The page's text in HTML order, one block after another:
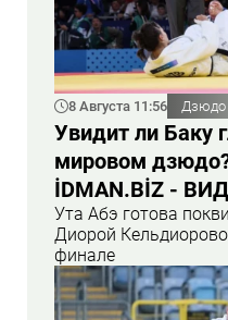
8 Августа 11:56 Дзюдо
Увидит ли Баку
мировом
İDMAN.BİZ -
Ута Абэ готова
Диорой
финале